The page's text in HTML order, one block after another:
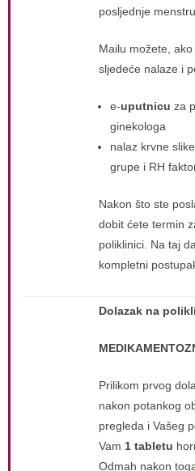
posljednje
Mailu možete,
sljedeće nalaze i
e-uputnicu za
ginekologa
nalaz krvne
grupe i RH
Nakon što ste
dobit ćete termin
poliklinici. Na taj
kompletni
Dolazak na
Prilikom prvog
nakon potankog
pregleda i Vašeg
Vam 1 tabletu
Odmah nakon